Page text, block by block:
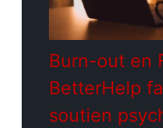
Burn-out en
BetterHelp
soutien